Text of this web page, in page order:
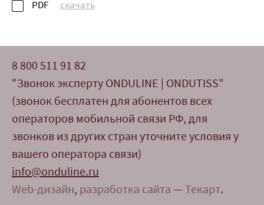
PDF скачать
8 800 511 91 82
"Звонок эксперту ONDULINE | ONDUTISS"
(звонок бесплатен для абонентов всех
операторов мобильной связи РФ, для
звонков из других стран уточните условия у
вашего оператора связи)
info@onduline.ru
Web-дизайн, разработка сайта — Текарт.